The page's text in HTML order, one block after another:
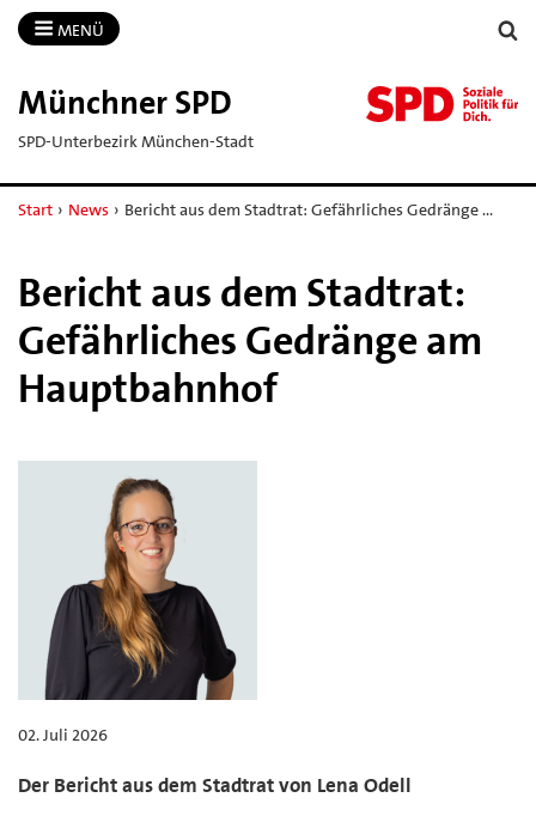
MENÜ
Münchner SPD
SPD-Unterbezirk München-Stadt
Start › News › Bericht aus dem Stadtrat: Gefährliches Gedränge …
Bericht aus dem Stadtrat:
Gefährliches Gedränge am
Hauptbahnhof
02. Juli 2026
Der Bericht aus dem Stadtrat von Lena Odell